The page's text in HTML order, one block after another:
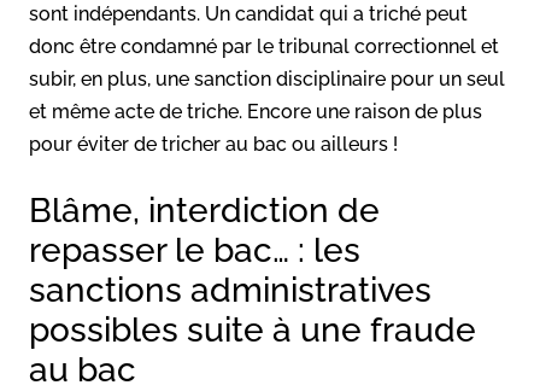
sont indépendants. Un candidat qui a triché peut
donc être condamné par le tribunal correctionnel et
subir, en plus, une sanction disciplinaire pour un seul
et même acte de triche. Encore une raison de plus
pour éviter de tricher au bac ou ailleurs !
Blâme, interdiction de
repasser le bac… : les
sanctions administratives
possibles suite à une fraude
au bac